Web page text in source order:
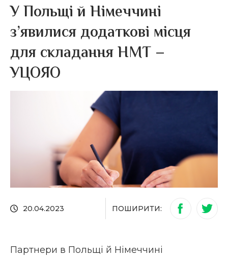
У Польщі й Німеччині
з’явилися додаткові місця
для складання НМТ –
УЦОЯО
20.04.2023 ПОШИРИТИ:
Партнери в Польщі й Німеччині